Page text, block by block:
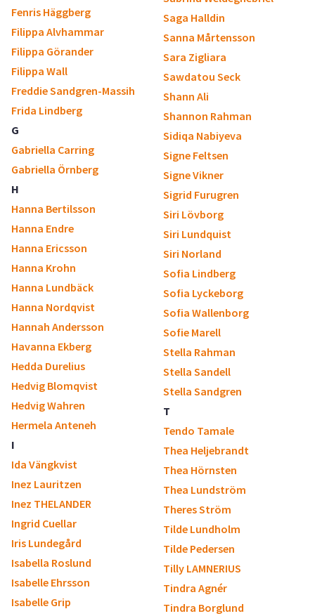
Fenris Häggberg
Filippa Alvhammar
Filippa Görander
Filippa Wall
Freddie Sandgren-Massih
Frida Lindberg
G
Gabriella Carring
Gabriella Örnberg
H
Hanna Bertilsson
Hanna Endre
Hanna Ericsson
Hanna Krohn
Hanna Lundbäck
Hanna Nordqvist
Hannah Andersson
Havanna Ekberg
Hedda Durelius
Hedvig Blomqvist
Hedvig Wahren
Hermela Anteneh
I
Ida Vängkvist
Inez Lauritzen
Inez THELANDER
Ingrid Cuellar
Iris Lundegård
Isabella Roslund
Isabelle Ehrsson
Isabelle Grip
Saga Halldin
Sanna Mårtensson
Sara Zigliara
Sawdatou Seck
Shann Ali
Shannon Rahman
Sidiqa Nabiyeva
Signe Feltsen
Signe Vikner
Sigrid Furugren
Siri Lövborg
Siri Lundquist
Siri Norland
Sofia Lindberg
Sofia Lyckeborg
Sofia Wallenborg
Sofie Marell
Stella Rahman
Stella Sandell
Stella Sandgren
T
Tendo Tamale
Thea Heljebrandt
Thea Hörnsten
Thea Lundström
Theres Ström
Tilde Lundholm
Tilde Pedersen
Tilly LAMNERIUS
Tindra Agnér
Tindra Borglund